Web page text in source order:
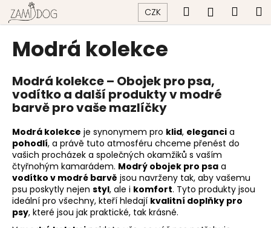
obsah
CZK Hledat
Modrá kolekce
Modrá kolekce – Obojek pro psa,
vodítko a další produkty v modré
barvě pro vaše mazlíčky
Modrá kolekce je synonymem pro klid, eleganci a
pohodlí, a právě tuto atmosféru chceme přenést do
vašich procházek a společných okamžiků s vaším
čtyřnohým kamarádem. Modrý obojek pro psa a
vodítko v modré barvě jsou navrženy tak, aby vašemu
psu poskytly nejen styl, ale i komfort. Tyto produkty jsou
ideální pro všechny, kteří hledají kvalitní doplňky pro
psy, které jsou jak praktické, tak krásné.
o
o
p
o
t
ř
e
b
u
j
e